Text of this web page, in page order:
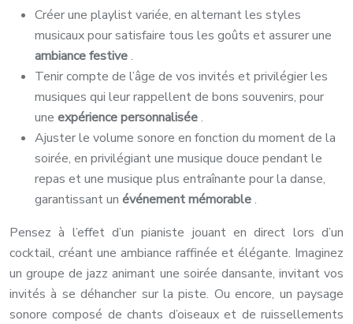
Créer une playlist variée, en alternant les styles
musicaux pour satisfaire tous les goûts et assurer une
ambiance festive.
Tenir compte de l’âge de vos invités et privilégier les
musiques qui leur rappellent de bons souvenirs, pour
une expérience personnalisée.
Ajuster le volume sonore en fonction du moment de la
soirée, en privilégiant une musique douce pendant le
repas et une musique plus entraînante pour la danse,
garantissant un événement mémorable.
Pensez à l’effet d’un pianiste jouant en direct lors d’un
cocktail, créant une ambiance raffinée et élégante. Imaginez
un groupe de jazz animant une soirée dansante, invitant vos
invités à se déhancher sur la piste. Ou encore, un paysage
sonore composé de chants d’oiseaux et de ruissellements